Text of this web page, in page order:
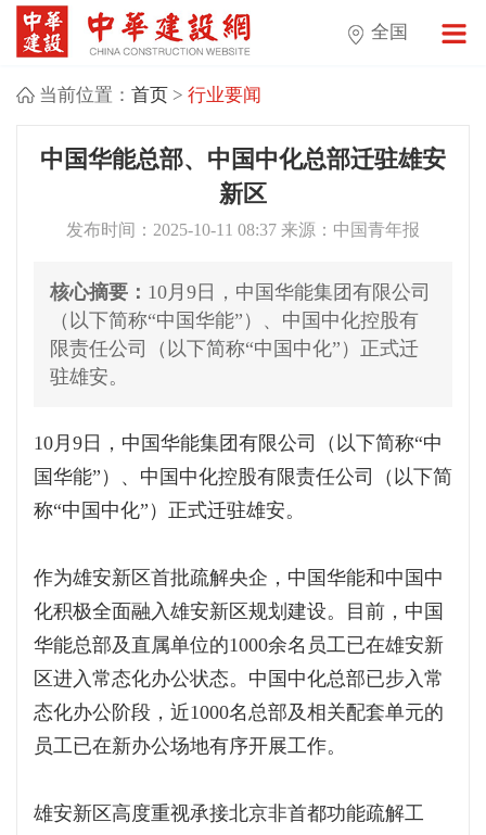
全国
当前位置： 首页> 行业要闻
中国华能总部、中国中化总部迁驻雄安
新区
发布时间：2025-10-11 08:37 来源：中国青年报
核心摘要： 10月9日，中国华能集团有限公司
（以下简称“中国华能”）、中国中化控股有
限责任公司（以下简称“中国中化”）正式迁
驻雄安。
10月9日，中国华能集团有限公司（以下简称“中
国华能”）、中国中化控股有限责任公司（以下简
称“中国中化”）正式迁驻雄安。
作为雄安新区首批疏解央企，中国华能和中国中
化积极全面融入雄安新区规划建设。目前，中国
华能总部及直属单位的1000余名员工已在雄安新
区进入常态化办公状态。中国中化总部已步入常
态化办公阶段，近1000名总部及相关配套单元的
员工已在新办公场地有序开展工作。
雄安新区高度重视承接北京非首都功能疏解工